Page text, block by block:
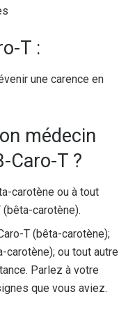
T :
une carence en
médecin
Caro-T ?
carotène ou à tout
carotène).
T (bêta-carotène);
carotène); ou tout autre
Parlez à votre
que vous aviez.